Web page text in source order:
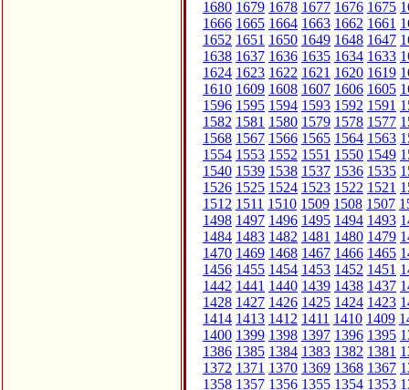
1680 1679 1678 1677 1676 1675
1666 1665 1664 1663 1662 1661
1652 1651 1650 1649 1648 1647
1638 1637 1636 1635 1634 1633
1624 1623 1622 1621 1620 1619
1610 1609 1608 1607 1606 1605
1596 1595 1594 1593 1592 1591
1582 1581 1580 1579 1578 1577
1568 1567 1566 1565 1564 1563
1554 1553 1552 1551 1550 1549
1540 1539 1538 1537 1536 1535
1526 1525 1524 1523 1522 1521
1512 1511 1510 1509 1508 1507
1498 1497 1496 1495 1494 1493
1484 1483 1482 1481 1480 1479
1470 1469 1468 1467 1466 1465
1456 1455 1454 1453 1452 1451
1442 1441 1440 1439 1438 1437
1428 1427 1426 1425 1424 1423
1414 1413 1412 1411 1410 1409
1400 1399 1398 1397 1396 1395
1386 1385 1384 1383 1382 1381
1372 1371 1370 1369 1368 1367
1358 1357 1356 1355 1354 1353